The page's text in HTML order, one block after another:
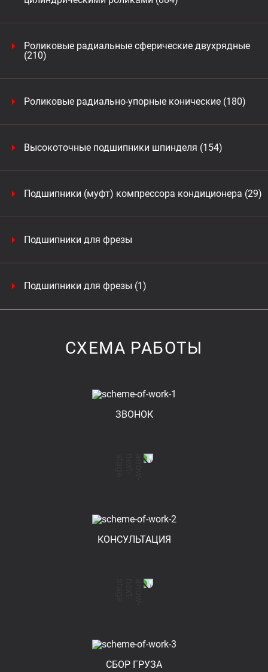
Роликовые радиальные сферические двухрядные
(210)
Роликовые радиально-упорные конические (180)
Высокоточные подшипники шпинделя (154)
Подшипники (муфт) компрессора кондиционера (29)
Подшипники для фрезы
Подшипники для фрезы (1)
СХЕМА РАБОТЫ
ЗВОНОК
КОНСУЛЬТАЦИЯ
СБОР ГРУЗА